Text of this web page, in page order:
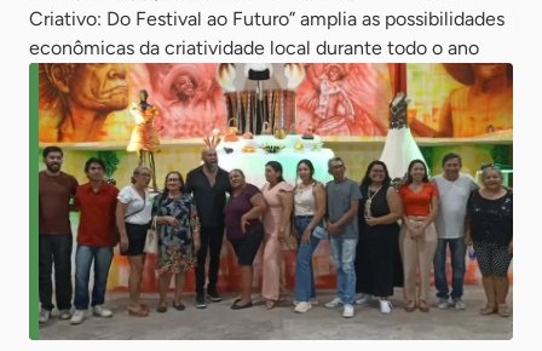
Criativo: Do Festival ao Futuro” amplia as possibilidades
econômicas da criatividade local durante todo o ano